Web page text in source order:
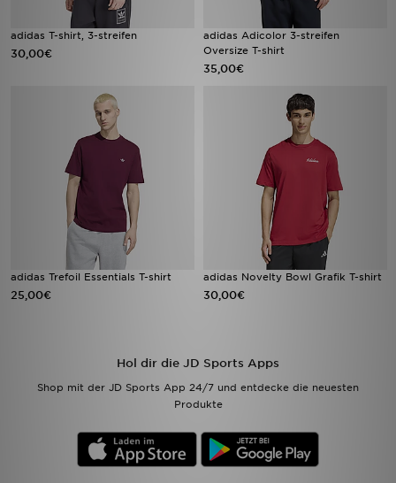
adidas T-shirt, 3-streifen
30,00€
adidas Adicolor 3-streifen
Oversize T-shirt
35,00€
adidas Trefoil Essentials T-shirt
25,00€
adidas Novelty Bowl Grafik T-shirt
30,00€
Hol dir die JD Sports Apps
Shop mit der JD Sports App 24/7 und entdecke die neuesten
Produkte